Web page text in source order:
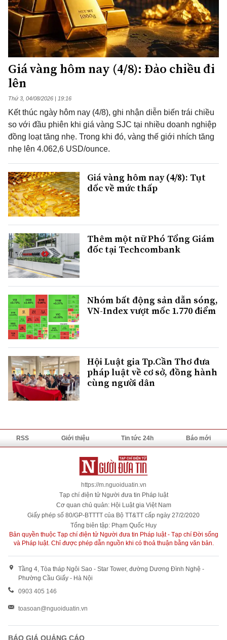
Giá vàng hôm nay (4/8): Đảo chiều đi
lên
Thứ 3, 04/08/2026 | 19:16
Kết thúc ngày hôm nay (4/8), ghi nhận diễn biến trái chiều
so với đầu phiên khi giá vàng SJC tại nhiều doanh nghiệp
đồng loạt tăng nhẹ. Trong khi đó, vàng thế giới nhích tăng
nhẹ lên 4.062,6 USD/ounce.
Giá vàng hôm nay (4/8): Tụt
dốc về mức thấp
Thêm một nữ Phó Tổng Giám
đốc tại Techcombank
Nhóm bất động sản dẫn sóng,
VN-Index vượt mốc 1.770 điểm
Hội Luật gia Tp.Cần Thơ đưa
pháp luật về cơ sở, đồng hành
cùng người dân
RSS Giới thiệu Tin tức 24h Báo mới
https://m.nguoiduatin.vn
Tạp chí điện tử Người đưa tin Pháp luật
Cơ quan chủ quản: Hội Luật gia Việt Nam
Giấy phép số 80/GP-BTTTT của Bộ TT&TT cấp ngày 27/2/2020
Tổng biên tập: Phạm Quốc Huy
Bản quyền thuộc Tạp chí điện tử Người đưa tin Pháp luật - Tạp chí Đời sống
và Pháp luật. Chỉ được phép dẫn nguồn khi có thoả thuận bằng văn bản.
Tầng 4, Tòa tháp Ngôi Sao - Star Tower, đường Dương Đình Nghệ -
Phường Cầu Giấy - Hà Nội
0903 405 146
toasoan@nguoiduatin.vn
BÁO GIÁ QUẢNG CÁO